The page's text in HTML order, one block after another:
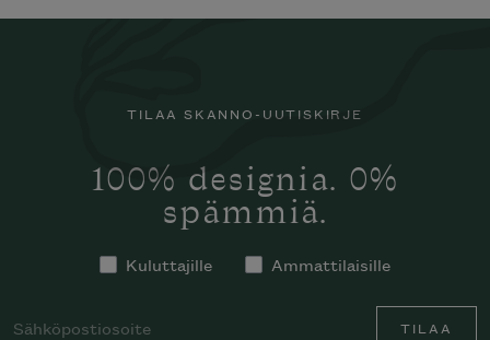
TILAA SKANNO-UUTISKIRJE
100% designia. 0%
spämmiä.
Kuluttajille Ammattilaisille
TILAA